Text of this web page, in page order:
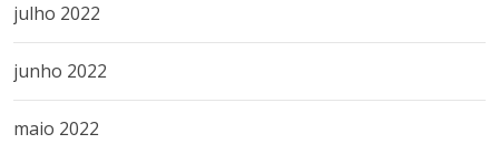
julho 2022
junho 2022
maio 2022